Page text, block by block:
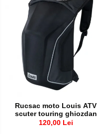
Rucsac moto Louis ATV
scuter touring ghiozdan
geanta spate
120,00 Lei